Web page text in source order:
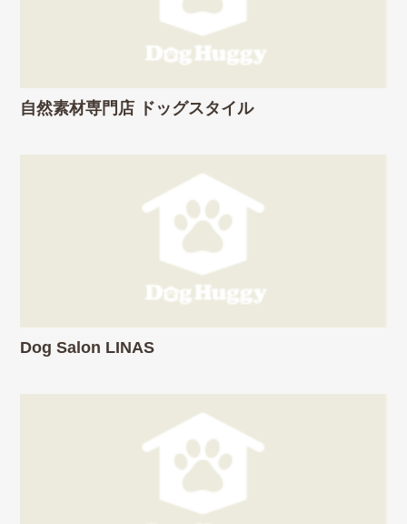
自然素材専門店 ドッグスタイル
Dog Salon LINAS